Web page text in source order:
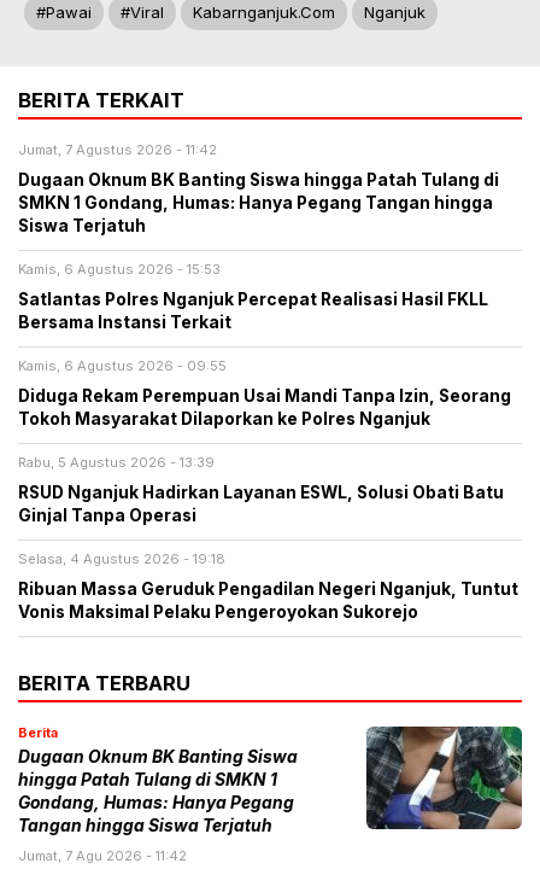
#pawai #Viral Kabarnganjuk.com Nganjuk
BERITA TERKAIT
Jumat, 7 Agustus 2026 - 11:42
Dugaan Oknum BK Banting Siswa hingga Patah Tulang di
SMKN 1 Gondang, Humas: Hanya Pegang Tangan hingga
Siswa Terjatuh
Kamis, 6 Agustus 2026 - 15:53
Satlantas Polres Nganjuk Percepat Realisasi Hasil FKLL
Bersama Instansi Terkait
Kamis, 6 Agustus 2026 - 09:55
Diduga Rekam Perempuan Usai Mandi Tanpa Izin, Seorang
Tokoh Masyarakat Dilaporkan ke Polres Nganjuk
Rabu, 5 Agustus 2026 - 13:39
RSUD Nganjuk Hadirkan Layanan ESWL, Solusi Obati Batu
Ginjal Tanpa Operasi
Selasa, 4 Agustus 2026 - 19:18
Ribuan Massa Geruduk Pengadilan Negeri Nganjuk, Tuntut
Vonis Maksimal Pelaku Pengeroyokan Sukorejo
BERITA TERBARU
Berita
Dugaan Oknum BK Banting Siswa
hingga Patah Tulang di SMKN 1
Gondang, Humas: Hanya Pegang
Tangan hingga Siswa Terjatuh
Jumat, 7 Agu 2026 - 11:42